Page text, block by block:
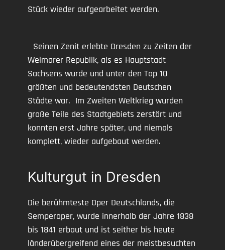
Stück wieder aufgearbeitet werden.
Seinen Zenit erlebte Dresden zu Zeiten der
Weimarer Republik, als es Hauptstadt
Sachsens wurde und unter den Top 10
größten und bedeutendsten Deutschen
Städte war. Im Zweiten Weltkrieg wurden
große Teile des Stadtgebiets zerstört und
konnten erst Jahre später, und niemals
komplett, wieder aufgebaut werden.
Kulturgut in Dresden
Die berühmteste Oper Deutschlands, die
Semperoper, wurde innerhalb der Jahre 1838
bis 1841 erbaut und ist seither bis heute
länderübergreifend eines der meistbesuchten